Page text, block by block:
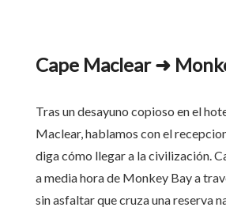
Cape Maclear ➜
Tras un desayuno copioso en el
Maclear, hablamos con el
diga cómo llegar a la civilización.
a media hora de Monkey Bay a
sin asfaltar que cruza una reserva